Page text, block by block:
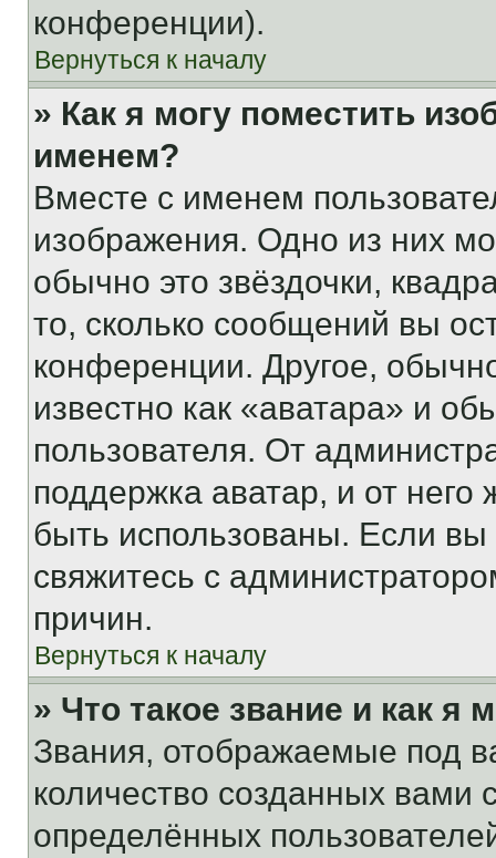
конференции).
Вернуться к началу
» Как я могу поместить
именем?
Вместе с именем
изображения. Одно из них
обычно это звёздочки,
то, сколько сообщений вы
конференции. Другое,
известно как «аватара» и
пользователя. От
поддержка аватар, и от него
быть использованы. Если
свяжитесь с
причин.
Вернуться к началу
» Что такое звание и как я
Звания, отображаемые под
количество созданных
определённых